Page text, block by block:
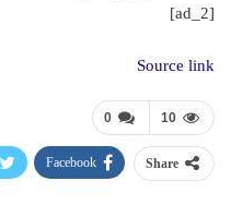
[ad_2]
Source link
0 10
Share
Facebook